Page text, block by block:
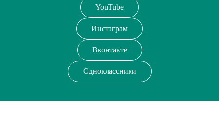
YouTube
Инстаграм
Вконтакте
Одноклассники